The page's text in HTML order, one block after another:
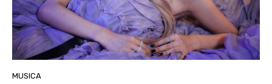
MUSICA